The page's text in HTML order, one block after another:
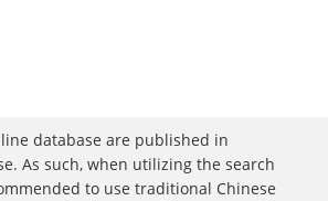
database are published in
As such, when utilizing the search
to use traditional Chinese